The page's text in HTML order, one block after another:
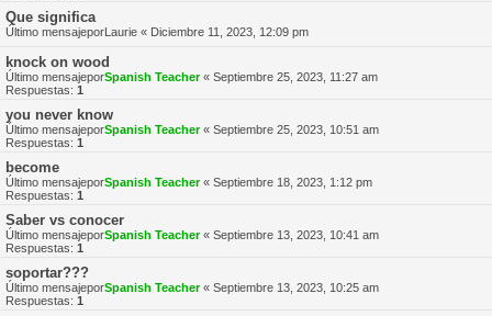
Que significa
Último mensajeporLaurie « Diciembre 11, 2023, 12:09 pm
knock on wood
Último mensajeporSpanish Teacher« Septiembre 25, 2023, 11:27 am
Respuestas: 1
you never know
Último mensajeporSpanish Teacher« Septiembre 25, 2023, 10:51 am
Respuestas: 1
become
Último mensajeporSpanish Teacher« Septiembre 18, 2023, 1:12 pm
Respuestas: 1
Saber vs conocer
Último mensajeporSpanish Teacher« Septiembre 13, 2023, 10:41 am
Respuestas: 1
soportar???
Último mensajeporSpanish Teacher« Septiembre 13, 2023, 10:25 am
Respuestas: 1